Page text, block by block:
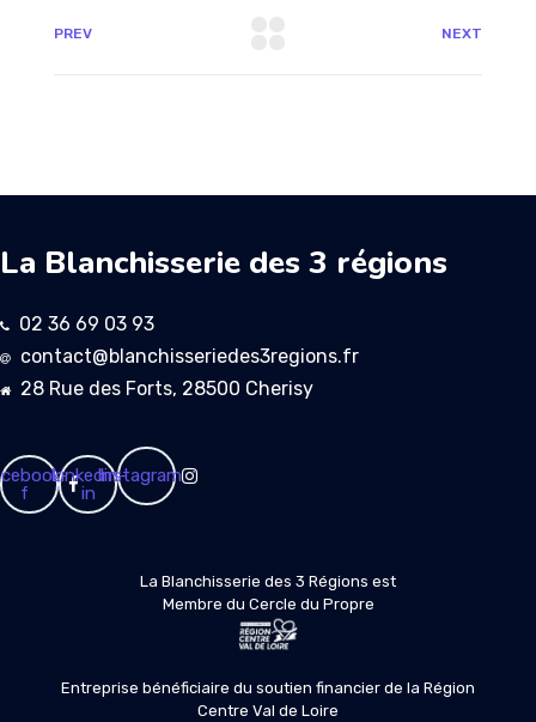
PREV NEXT
La Blanchisserie des 3 régions
02 36 69 03 93
contact@blanchisseriedes3regions.fr
28 Rue des Forts, 28500 Cherisy
f
Linkedin-
in
Instagram
La Blanchisserie des 3 Régions est
Membre du Cercle du Propre
Entreprise bénéficiaire du soutien financier de la Région
Centre Val de Loire